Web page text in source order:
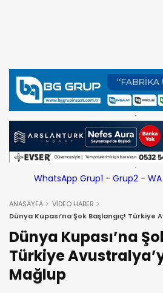
WhatsApp Grup1 - Grup2-
ANASAYFA
VİDEO HABER
Dünya Kupası’na Şok Başlangıç!
Dünya Kupası’na
Türkiye
Mağlup